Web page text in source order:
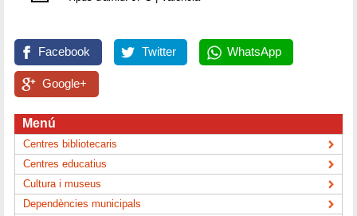
Facebook Twitter WhatsApp
Google+
Menú
Centres bibliotecaris
Centres educatius
Cultura i museus
Dependències municipals